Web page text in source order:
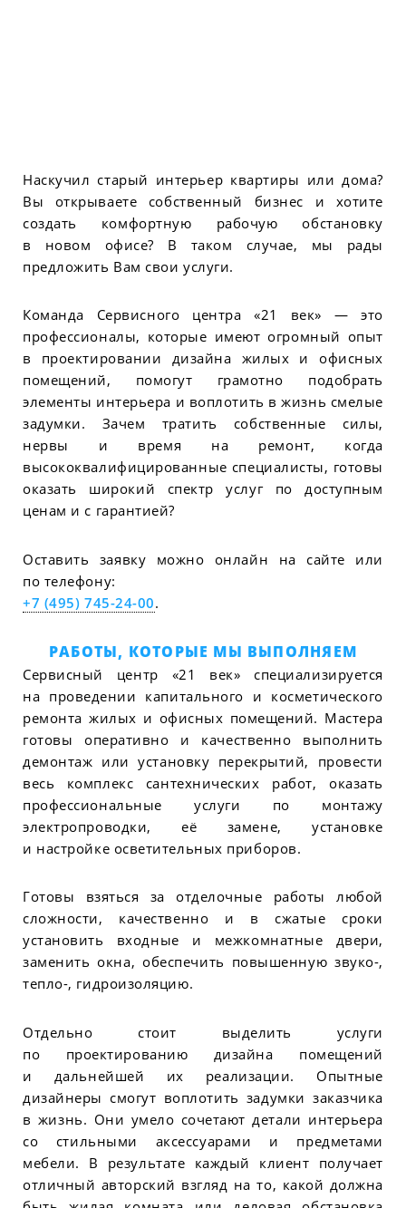
Наскучил старый интерьер квартиры или дома?
Вы открываете собственный бизнес и хотите
создать комфортную рабочую обстановку
в новом офисе? В таком случае, мы рады
предложить Вам свои услуги.
Команда Сервисного центра «21 век» — это
профессионалы, которые имеют огромный опыт
в проектировании дизайна жилых и офисных
помещений, помогут грамотно подобрать
элементы интерьера и воплотить в жизнь смелые
задумки. Зачем тратить собственные силы,
нервы и время на ремонт, когда
высококвалифицированные специалисты, готовы
оказать широкий спектр услуг по доступным
ценам и с гарантией?
Оставить заявку можно онлайн на сайте или
по телефону:
+7 (495) 745-24-00.
РАБОТЫ, КОТОРЫЕ МЫ ВЫПОЛНЯЕМ
Сервисный центр «21 век» специализируется
на проведении капитального и косметического
ремонта жилых и офисных помещений. Мастера
готовы оперативно и качественно выполнить
демонтаж или установку перекрытий, провести
весь комплекс сантехнических работ, оказать
профессиональные услуги по монтажу
электропроводки, её замене, установке
и настройке осветительных приборов.
Готовы взяться за отделочные работы любой
сложности, качественно и в сжатые сроки
установить входные и межкомнатные двери,
заменить окна, обеспечить повышенную звуко-,
тепло-, гидроизоляцию.
Отдельно стоит выделить услуги
по проектированию дизайна помещений
и дальнейшей их реализации. Опытные
дизайнеры смогут воплотить задумки заказчика
в жизнь. Они умело сочетают детали интерьера
со стильными аксессуарами и предметами
мебели. В результате каждый клиент получает
отличный авторский взгляд на то, какой должна